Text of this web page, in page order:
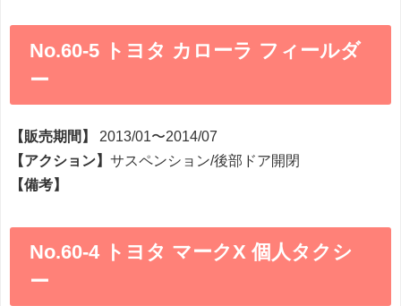
No.60-5 トヨタ カローラ フィールダ
ー
【販売期間】 2013/01〜2014/07
【アクション】 サスペンション/後部ドア開閉
【備考】
No.60-4 トヨタ マークX 個人タクシ
ー